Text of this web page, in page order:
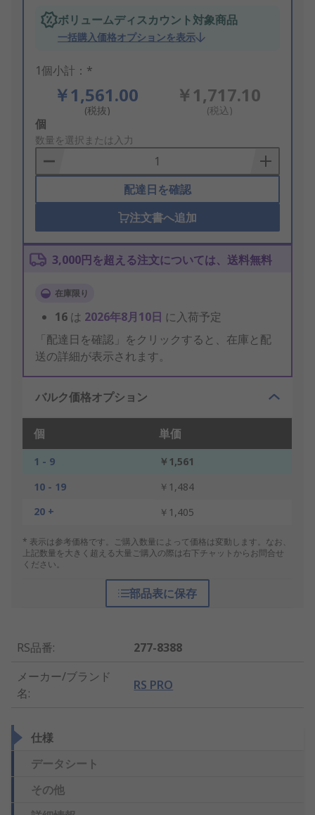
ボリュームディスカウント対象商品
一括購入価格オプションを表示
1個小計：*
￥1,561.00
(税抜)
￥1,717.10
(税込)
Add
to
Basket
個
数量を選択または入力
配達日を確認
注文書へ追加
3,000円を超える注文については、送料無料
在庫限り
16 は 2026年8月10日 に入荷予定
「配達日を確認」をクリックすると、在庫と配
送の詳細が表示されます。
バルク価格オプション
個 単価
1 - 9
￥1,561
10 - 19
￥1,484
20 +
￥1,405
* 表示は参考価格です。ご購入数量によって価格は変動します。なお、
上記数量を大きく超える大量ご購入の際は右下チャットからお問合せ
ください。
部品表に保存
RS品番:
277-8388
メーカー/ブランド
名:
RS PRO
仕様
データシート
その他